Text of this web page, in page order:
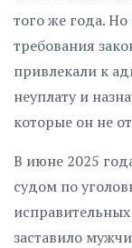
того же года.
требования
привлекали к
неуплату и
которые он не
В июне 2025
судом по
заставило